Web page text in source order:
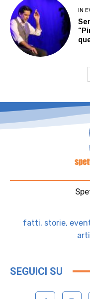
IN
fatti, storie,
SEGUICI SU